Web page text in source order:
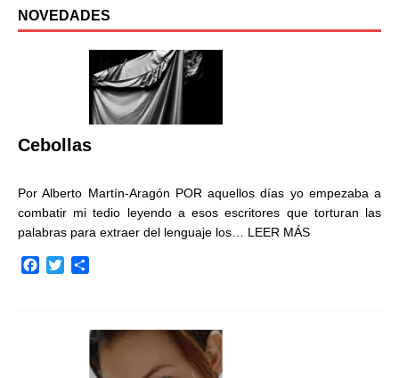
NOVEDADES
Cebollas
Por Alberto Martín-Aragón POR aquellos días yo empezaba a
combatir mi tedio leyendo a esos escritores que torturan las
palabras para extraer del lenguaje los… LEER MÁS
a
t